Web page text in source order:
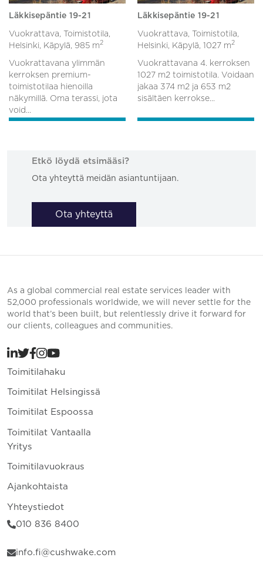
Läkkisepäntie 19-21
Vuokrattava, Toimistotila,
Helsinki, Käpylä, 985 m2
Vuokrattavana ylimmän
kerroksen premium-
toimistotilaa hienoilla
näkymillä. Oma terassi, jota
void...
Läkkisepäntie 19-21
Vuokrattava, Toimistotila,
Helsinki, Käpylä, 1027 m2
Vuokrattavana 4. kerroksen
1027 m2 toimistotila. Voidaan
jakaa 374 m2 ja 653 m2
sisältäen kerrokse...
Etkö löydä etsimääsi?
Ota yhteyttä meidän asiantuntijaan.
Ota yhteyttä
As a global commercial real estate services leader with
52,000 professionals worldwide, we will never settle for the
world that’s been built, but relentlessly drive it forward for
our clients, colleagues and communities.
Toimitilahaku
Toimitilat Helsingissä
Toimitilat Espoossa
Toimitilat Vantaalla
Yritys
Toimitilavuokraus
Ajankohtaista
Yhteystiedot
010 836 8400
info.fi@cushwake.com